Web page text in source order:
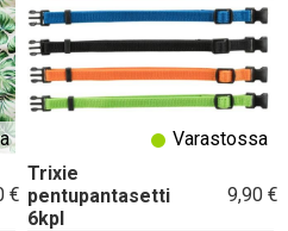
€
Trixie
pentupantasetti
6kpl
9,90 €
Varastossa